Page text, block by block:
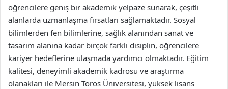
öğrencilere geniş bir akademik yelpaze sunarak, çeşitli
alanlarda uzmanlaşma fırsatları sağlamaktadır. Sosyal
bilimlerden fen bilimlerine, sağlık alanından sanat ve
tasarım alanına kadar birçok farklı disiplin, öğrencilere
kariyer hedeflerine ulaşmada yardımcı olmaktadır. Eğitim
kalitesi, deneyimli akademik kadrosu ve araştırma
olanakları ile Mersin Toros Üniversitesi, yüksek lisans